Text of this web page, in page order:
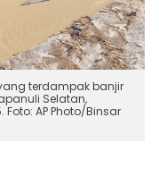
terdampak banjir
Selatan,
AP Photo/Binsar